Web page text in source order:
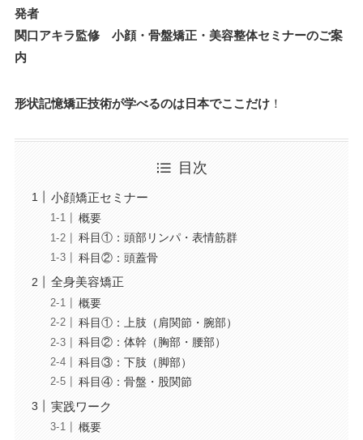
発者
関口アキラ監修 小顔・骨盤矯正・美容整体セミナーのご案
内
形状記憶矯正技術が学べるのは日本でここだけ！
目次
小顔矯正セミナー
概要
科目①：頭部リンパ・表情筋群
科目②：頭蓋骨
全身美容矯正
概要
科目①：上肢（肩関節・腕部）
科目②：体幹（胸部・腰部）
科目③：下肢（脚部）
科目④：骨盤・股関節
実践ワーク
概要